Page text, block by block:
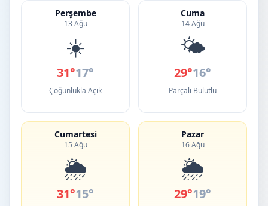
Perşembe
13 Ağu
☀️
31°17°
Çoğunlukla Açık
Cuma
14 Ağu
🌤️
29°16°
Parçalı Bulutlu
Cumartesi
15 Ağu
🌦️
31°15°
Pazar
16 Ağu
🌦️
29°19°